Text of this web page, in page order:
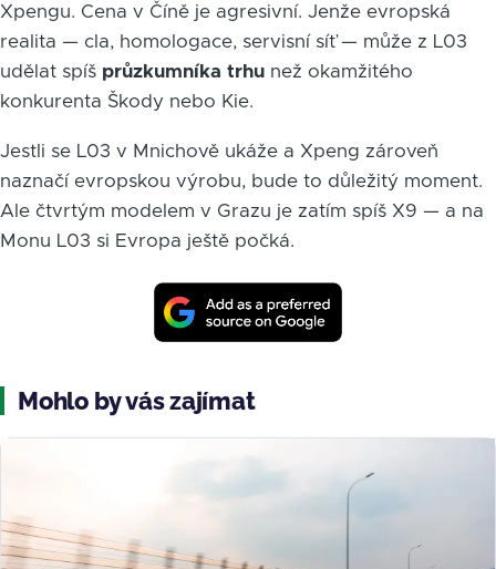
Xpengu. Cena v Číně je agresivní. Jenže evropská
realita — cla, homologace, servisní síť — může z L03
udělat spíš průzkumníka trhu než okamžitého
konkurenta Škody nebo Kie.
Jestli se L03 v Mnichově ukáže a Xpeng zároveň
naznačí evropskou výrobu, bude to důležitý moment.
Ale čtvrtým modelem v Grazu je zatím spíš X9 — a na
Monu L03 si Evropa ještě počká.
Mohlo by vás zajímat